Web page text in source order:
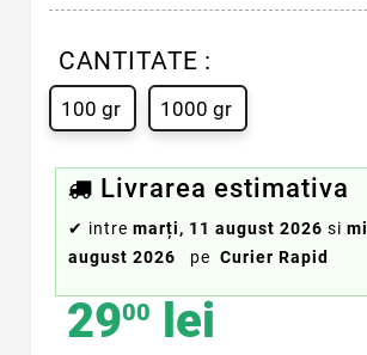
CANTITATE :
100 gr 1000 gr
Livrarea estimativa
✔ intre marți, 11 august 2026 si
august 2026
pe Curier Rapid
2900 lei